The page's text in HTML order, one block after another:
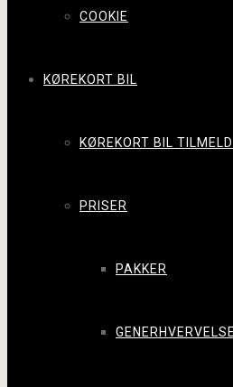
COOKIE
KØREKORT BIL
KØREKORT BIL
PRISER
PAKKER
GENERHVERVELSE